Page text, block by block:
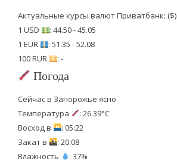
Актуальные курсы валют Приватбанк: ($)
1 USD
: 44.50 - 45.05
1 EUR
: 51.35 - 52.08
100 RUR
: -
Погода
Сейчас в Запорожье ясно
Температура
: 26.39°C
Восход в
: 05:22
Закат в
: 20:08
Влажность
: 37%